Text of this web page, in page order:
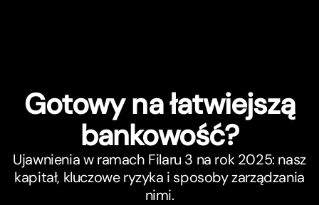
Gotowy na łatwiejszą
bankowość?
Ujawnienia w ramach Filaru 3 na rok 2025: nasz
kapitał, kluczowe ryzyka i sposoby zarządzania
nimi.